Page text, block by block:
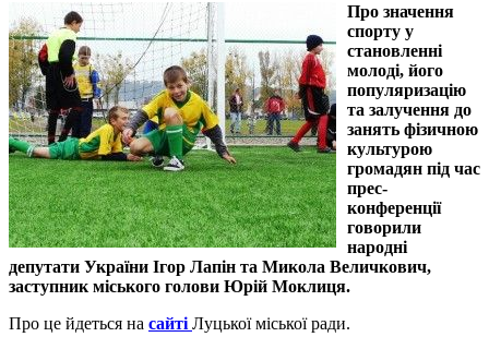
Про значення
спорту у
становленні
молоді, його
популяризацію
та залучення до
занять фізичною
культурою
громадян під час
прес-
конференції
говорили
народні
депутати України Ігор Лапін та Микола Величкович,
заступник міського голови Юрій Моклиця.
Про це йдеться на сайті Луцької міської ради.